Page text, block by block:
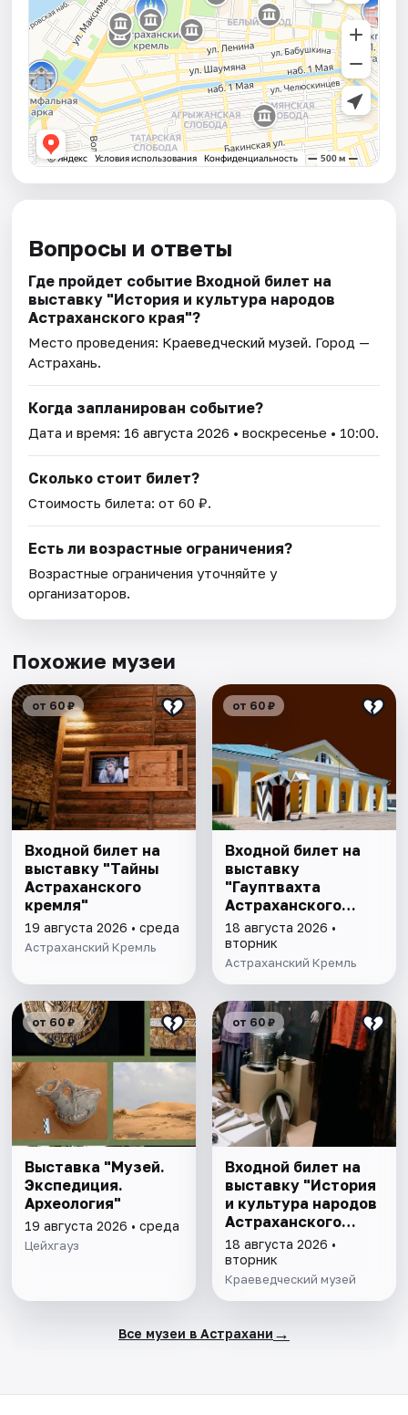
Вопросы и ответы
Где пройдет событие Входной билет на
выставку "История и культура народов
Астраханского края"?
Место проведения: Краеведческий музей. Город —
Астрахань.
Когда запланирован событие?
Дата и время: 16 августа 2026 • воскресенье • 10:00.
Сколько стоит билет?
Стоимость билета: от 60 ₽.
Есть ли возрастные ограничения?
Возрастные ограничения уточняйте у
организаторов.
Похожие музеи
от 60 ₽
Входной билет на
выставку "Тайны
Астраханского
кремля"
19 августа 2026 • среда
Астраханский Кремль
от 60 ₽
Входной билет на
выставку
"Гауптвахта
Астраханского
гарнизона. XIX в."
18 августа 2026 •
вторник
Астраханский Кремль
от 60 ₽
Выставка "Музей.
Экспедиция.
Археология"
19 августа 2026 • среда
Цейхгауз
от 60 ₽
Входной билет на
выставку "История
и культура народов
Астраханского
края"
18 августа 2026 •
вторник
Краеведческий музей
Все музеи в Астрахани →